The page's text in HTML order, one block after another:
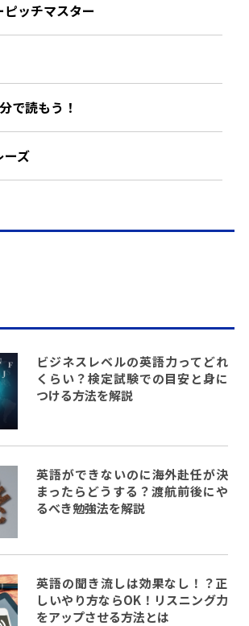
ッチマスター
で読もう！
ーズ
ビジネスレベルの英語力ってどれ
くらい？検定試験での目安と身に
つける方法を解説
英語ができないのに海外赴任が決
まったらどうする？渡航前後にや
るべき勉強法を解説
英語の聞き流しは効果なし！？正
しいやり方ならOK！リスニング力
をアップさせる方法とは